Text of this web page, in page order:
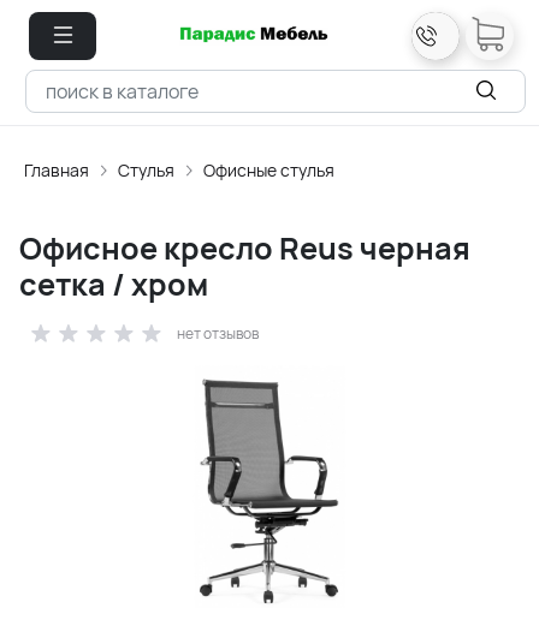
Главная Стулья Офисные стулья
Офисное кресло Reus черная
сетка / хром
нет отзывов